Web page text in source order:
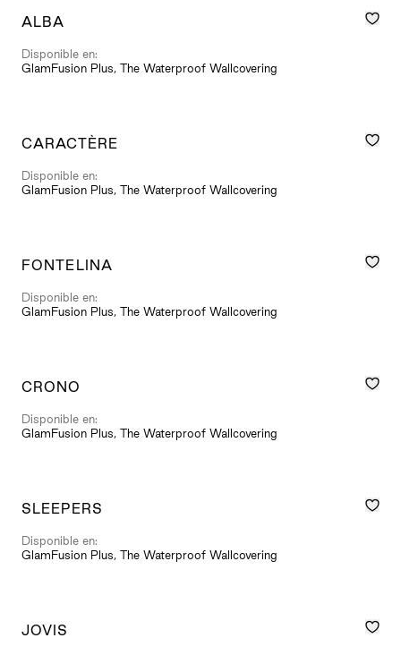
ALBA
Disponible en:
GlamFusion Plus, The Waterproof Wallcovering
CARACTÈRE
Disponible en:
GlamFusion Plus, The Waterproof Wallcovering
FONTELINA
Disponible en:
GlamFusion Plus, The Waterproof Wallcovering
CRONO
Disponible en:
GlamFusion Plus, The Waterproof Wallcovering
SLEEPERS
Disponible en:
GlamFusion Plus, The Waterproof Wallcovering
JOVIS